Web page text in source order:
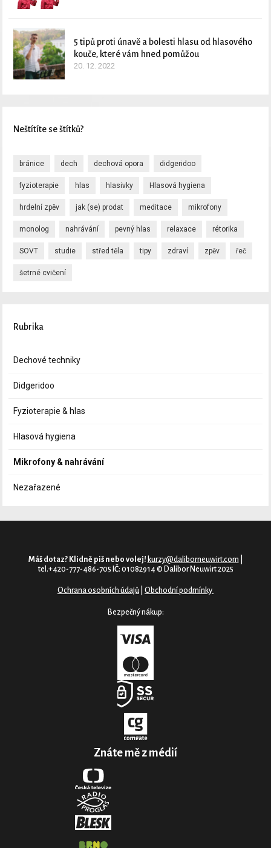
5 tipů proti únavě a bolesti hlasu od hlasového
kouče, které vám hned pomůžou
20. 12. 2022
Neštítíte se štítků?
bránice dech dechová opora didgeridoo
fyzioterapie hlas hlasivky Hlasová hygiena
hrdelní zpěv jak (se) prodat meditace mikrofony
monolog nahrávání pevný hlas relaxace rétorika
SOVT studie střed těla tipy zdraví zpěv řeč
šetrné cvičení
Rubrika
Dechové techniky
Didgeridoo
Fyzioterapie & hlas
Hlasová hygiena
Mikrofony & nahrávání
Nezařazené
Máš dotaz? Klidně piš nebo volej! kurzy@daliborneuwirt.com
tel.+420-777-486-705 IČ: 01082914 © Dalibor Neuwirt 2025
Ochrana osobních údajů Obchodní podmínky
Bezpečný nákup:
Znáte mě z médií